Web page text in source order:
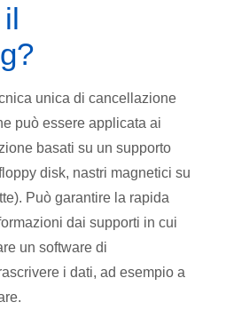
unica di cancellazione
può essere applicata ai
basati su un supporto
disk, nastri magnetici su
Può garantire la rapida
dai supporti in cui
un software di
i dati, ad esempio a